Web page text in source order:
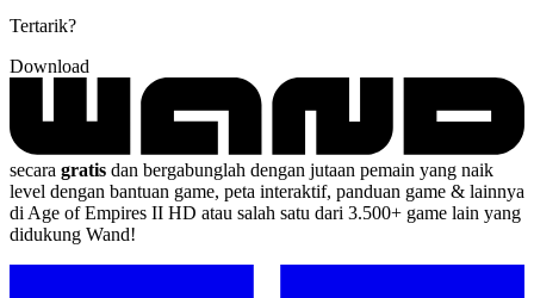
Tertarik?
Download
secara gratis dan bergabunglah dengan jutaan pemain yang naik
level dengan bantuan game, peta interaktif, panduan game & lainnya
di Age of Empires II HD atau salah satu dari 3.500+ game lain yang
didukung Wand!